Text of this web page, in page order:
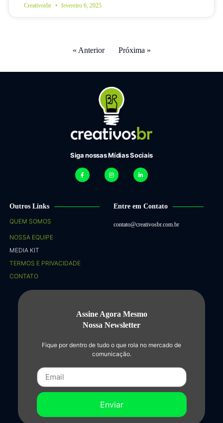
Creativosbr fevereiro 6, 2025
« Anterior Próxima »
Siga nossas Mídias Sociais
Outros Links
QUEM SOMOS
NOSSA EQUIPE
MEDIA KIT
TERMOS E PRIVACIDADE
CONTATO
Entre em Contato
contato@creativosbr.com.br
Assine Agora Mesmo
Nossa Newsletter
Fique por dentro de tudo o que rola no mercado de
comunicação.
Enviar